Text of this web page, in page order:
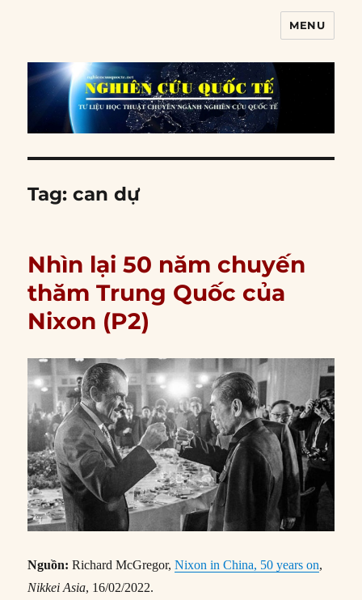
MENU
Tag:can dự
Nhìn lại 50 năm chuyến
thăm Trung Quốc của
Nixon (P2)
Nguồn: Richard McGregor,Nixon in China, 50 years on,
Nikkei Asia, 16/02/2022.